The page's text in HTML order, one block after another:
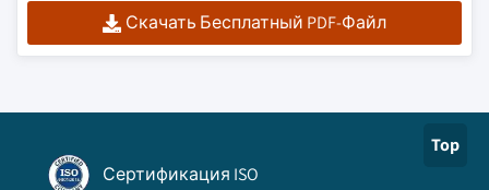
Скачать Бесплатный PDF-Файл
Top
Сертификация ISO